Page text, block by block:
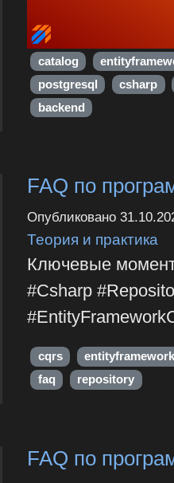
catalog
postgresql
csharp
backend
FAQ по
Опубликовано
Теория и практика
Ключевые
#Csharp
cqrs entityframework
faq
repository
FAQ по